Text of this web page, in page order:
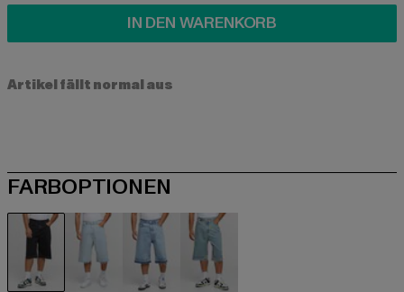
IN DEN WARENKORB
Artikel fällt normal aus
FARBOPTIONEN